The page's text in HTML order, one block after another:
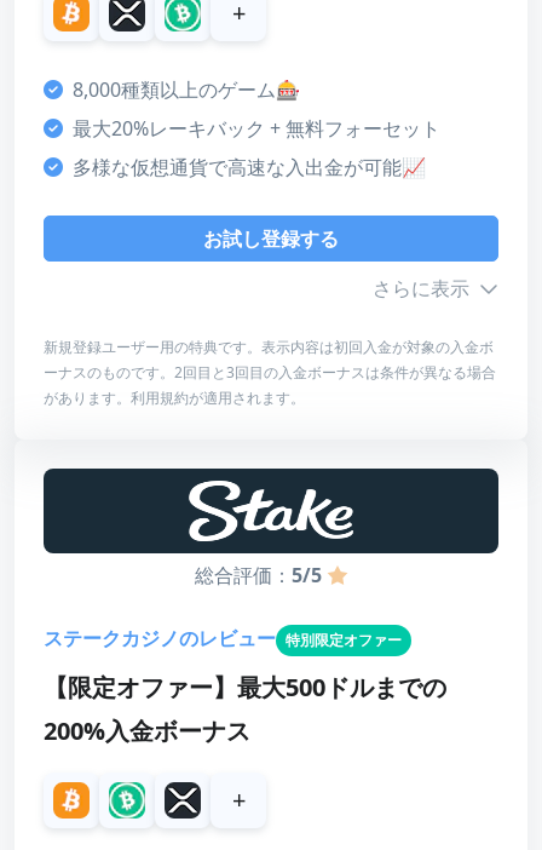
+
8,000種類以上のゲーム🎰
最大20%レーキバック + 無料フォーセット
多様な仮想通貨で高速な入出金が可能📈
お試し登録する
さらに表示
ボーナス詳細
カスタマーサポート
新規登録ユーザー用の特典です。表示内容は初回入金が対象の入金ボ
ーナスのものです。2回目と3回目の入金ボーナスは条件が異なる場合
があります。利用規約が適用されます。
総合評価： 5/5
ステークカジノのレビュー 特別限定オファー
【限定オファー】最大500ドルまでの
200%入金ボーナス
+